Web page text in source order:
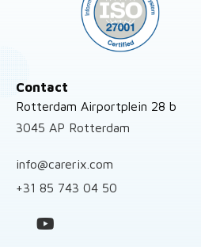
Contact
Rotterdam Airportplein 28 b
3045 AP Rotterdam
info@carerix.com
+31 85 743 04 50